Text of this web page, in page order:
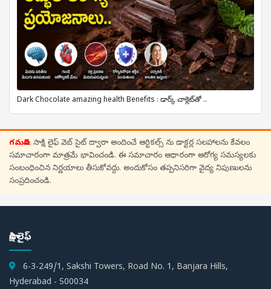
Dark Chocolate amazing health Benefits : డార్క్ చాక్లెట్‌తో ..
గమనిక: సాక్షి లైఫ్ వెబ్ సైట్ ద్వారా అందించే ఆర్టికల్స్ ను డాక్టర్ల సలహాలను కేవలం
సమాచారంగా మాత్రమే భావించండి. ఈ సమాచారం ఆధారంగా ఆరోగ్య సమస్యలకు
సంబంధించిన నిర్ణయాలు తీసుకోవద్దు. అందుకోసం తప్పనిసరిగా వైద్య నిపుణులను
సంప్రదించండి.
సాక్షి లైఫ్
6-3-249/1, Sakshi Towers, Road No. 1, Banjara Hills,
Hyderabad - 500034